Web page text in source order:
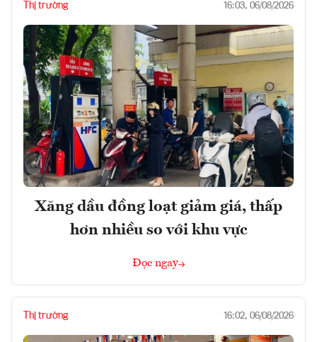
Thị trường 16:03, 06/08/2026
Xăng dầu đồng loạt giảm giá, thấp
hơn nhiều so với khu vực
Đọc ngay
Thị trường 16:02, 06/08/2026